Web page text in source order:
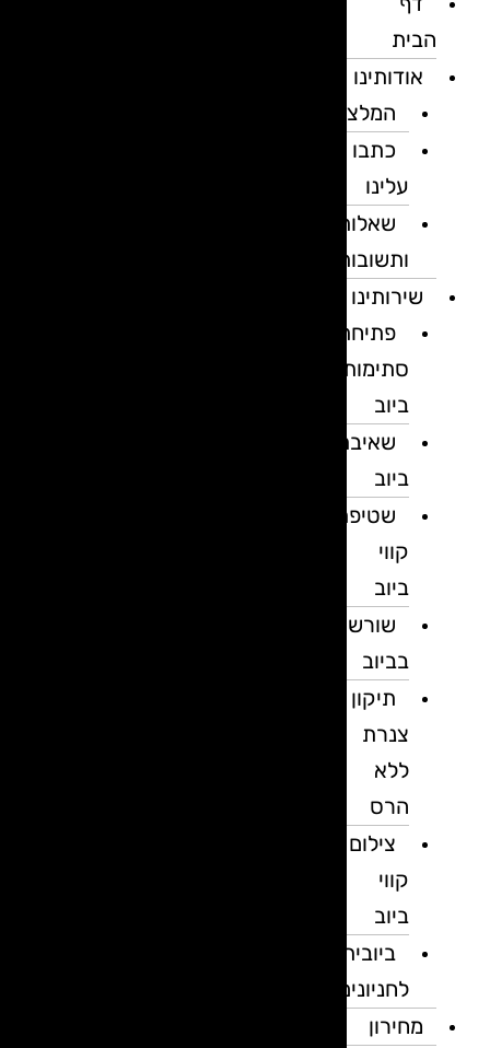
הבית
אודותינו
המלצות
כתבו
עלינו
שאלות
ותשובות
שירותינו
פתיחת
סתימות
ביוב
שאיבת
ביוב
שטיפת
קווי
ביוב
שורשים
בביוב
תיקון
צנרת
ללא
הרס
צילום
קווי
ביוב
ביובית
לחניונים
מחירון